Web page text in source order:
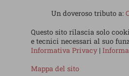
Un doveroso tributo a:
Questo sito rilascia solo
e tecnici necessari al suo
Informativa Privacy |
Mappa del sito